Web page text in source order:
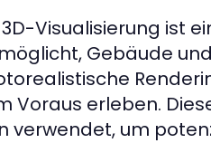
Visualisierung ist
Gebäude
Voraus erleben.
um